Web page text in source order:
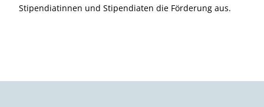
Stipendiatinnen und Stipendiaten die Förderung aus.